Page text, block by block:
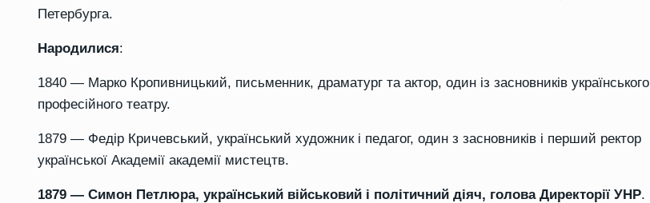
Петербурга.
Народилися:
1840 — Марко Кропивницький, письменник, драматург та актор, один із засновників українського
професійного театру.
1879 — Федір Кричевський, український художник і педагог, один з засновників і перший ректор
української Академії академії мистецтв.
1879 — Симон Петлюра, український військовий і політичний діяч, голова Директорії УНР.